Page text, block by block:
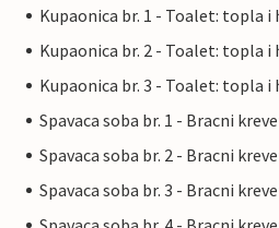
Kupaonica br. 1 - Toalet: topla i
Kupaonica br. 2 - Toalet: topla i
Kupaonica br. 3 - Toalet: topla i
Spavaca soba br. 1 - Bracni
Spavaca soba br. 2 - Bracni
Spavaca soba br. 3 - Bracni